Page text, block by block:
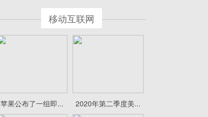
移动互联网
苹果公布了一组即... 2020年第二季度美...